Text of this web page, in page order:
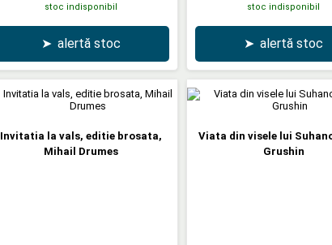
stoc indisponibil
➤ alertă stoc
stoc indisponibil
➤ alertă stoc
Invitatia la vals, editie brosata,
Mihail Drumes
Viata din visele lui
Grushin